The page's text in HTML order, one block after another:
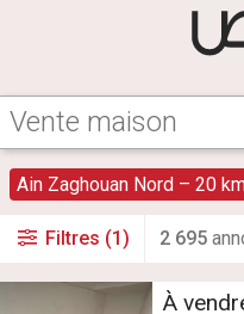
Ain Zaghouan Nord – 20
Filtres (1) 2 695
À